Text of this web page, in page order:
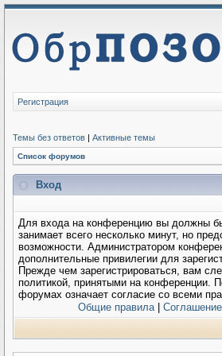
Регистрация
Темы без ответов | Активные темы
Список форумов
Вход
Для входа на конференцию вы должны
занимает всего несколько минут, но
возможности. Администратором
дополнительные привилегии для
Прежде чем зарегистрироваться, вам
политикой, принятыми на конференции.
форумах означает согласие со всеми
Общие правила|